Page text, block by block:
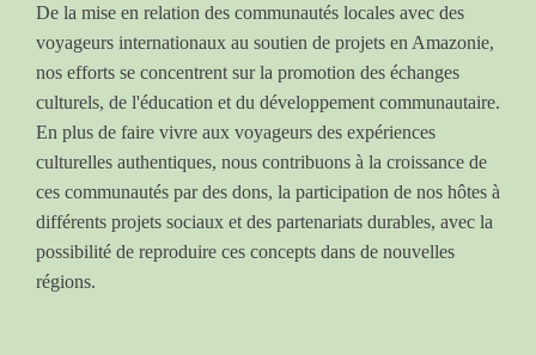
De la mise en relation des communautés locales avec des
voyageurs internationaux au soutien de projets en Amazonie,
nos efforts se concentrent sur la promotion des échanges
culturels, de l'éducation et du développement communautaire.
En plus de faire vivre aux voyageurs des expériences
culturelles authentiques, nous contribuons à la croissance de
ces communautés par des dons, la participation de nos hôtes à
différents projets sociaux et des partenariats durables, avec la
possibilité de reproduire ces concepts dans de nouvelles
régions.